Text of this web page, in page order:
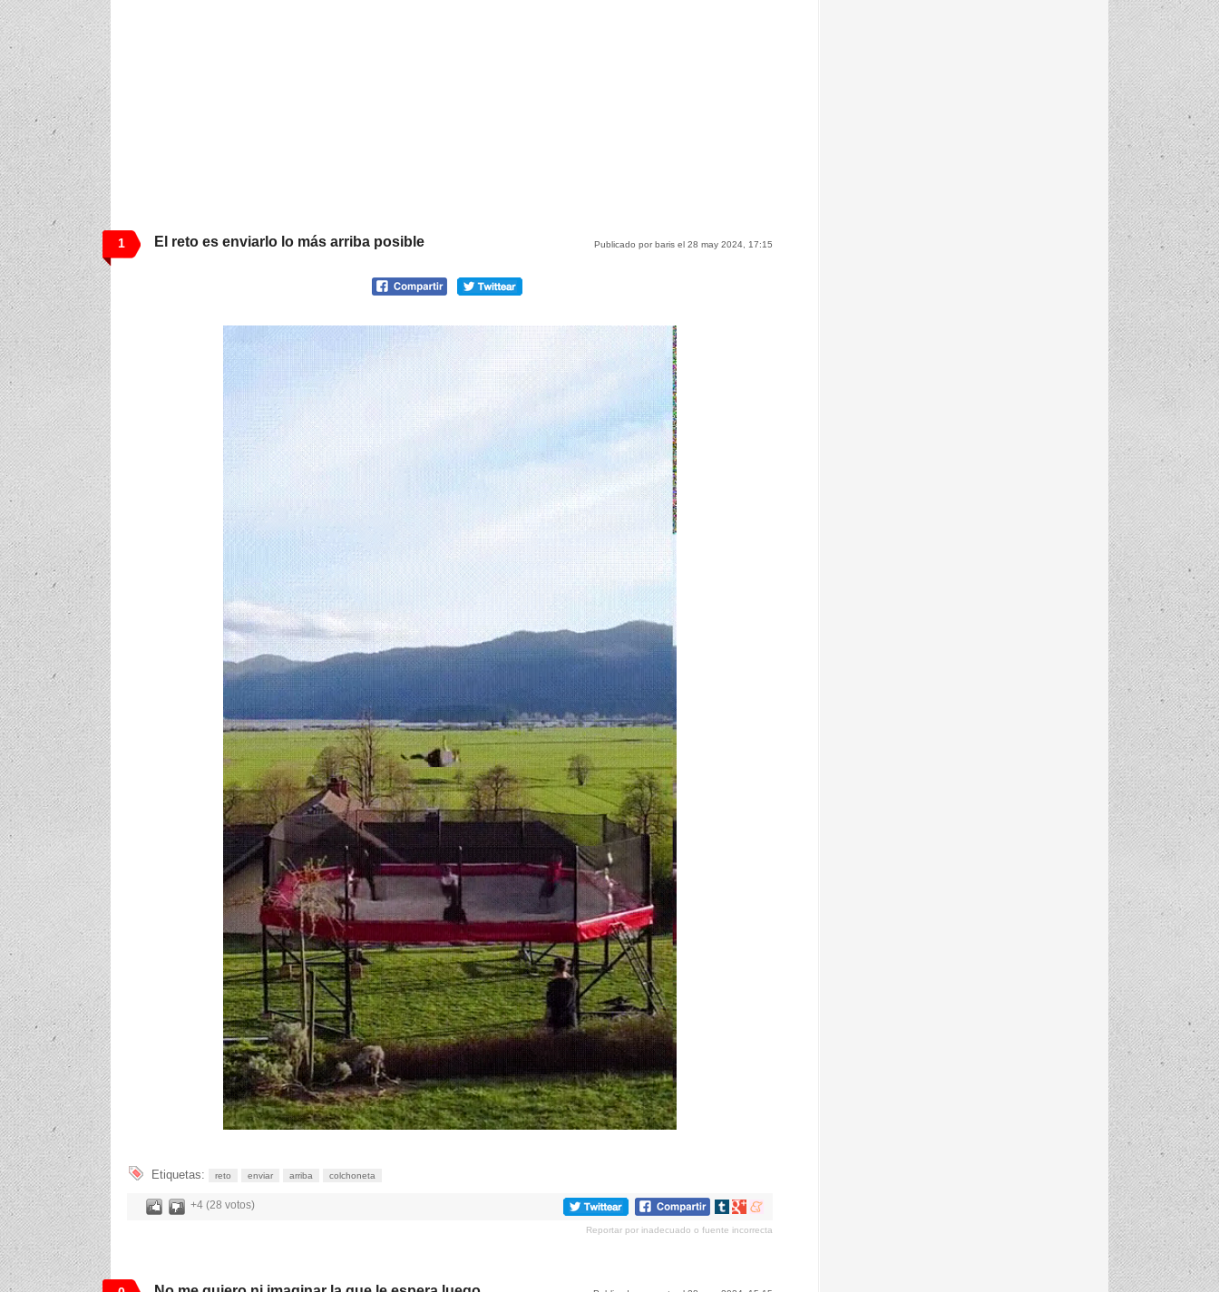
1 Publicado por baris el 28 may 2024, 17:15
El reto es enviarlo lo más arriba posible
Etiquetas: reto enviar arriba colchoneta
+4 (28 votos)
Compartir
tumblr
Compartir
Google+
Compartir
meneame
Reportar por inadecuado o fuente incorrecta